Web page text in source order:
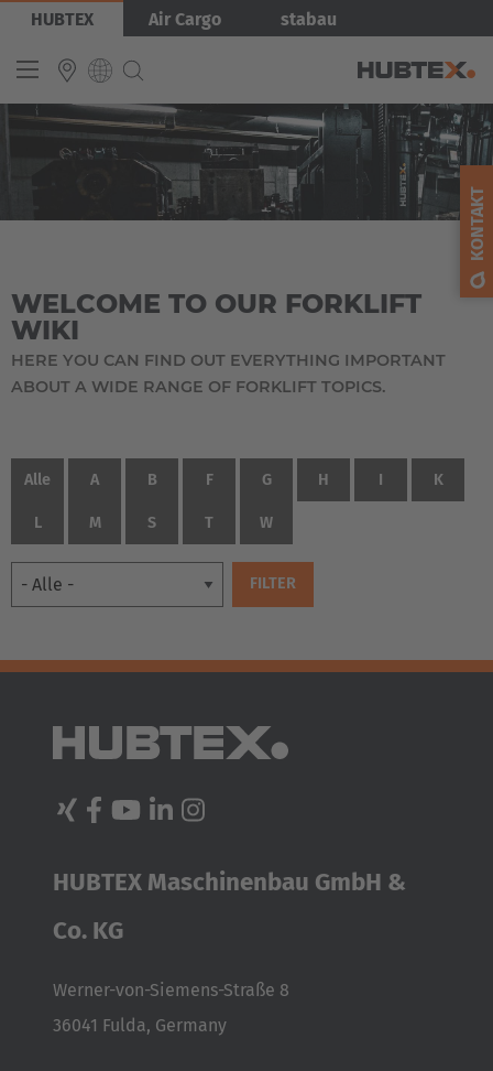
Direkt
Inhalt
HUBTEX Air Cargo stabau
INTERNATIONAL
Français
WELCOME TO OUR FORKLIFT
WIKI
HERE YOU CAN FIND OUT EVERYTHING IMPORTANT
ABOUT A WIDE RANGE OF FORKLIFT TOPICS.
Alle A B F G H I K
L M S T W
HUBTEX Maschinenbau GmbH &
Co. KG
Werner-von-Siemens-Straße 8
36041 Fulda, Germany
KONTAKT